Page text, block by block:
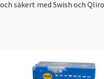
säkert med Swish och